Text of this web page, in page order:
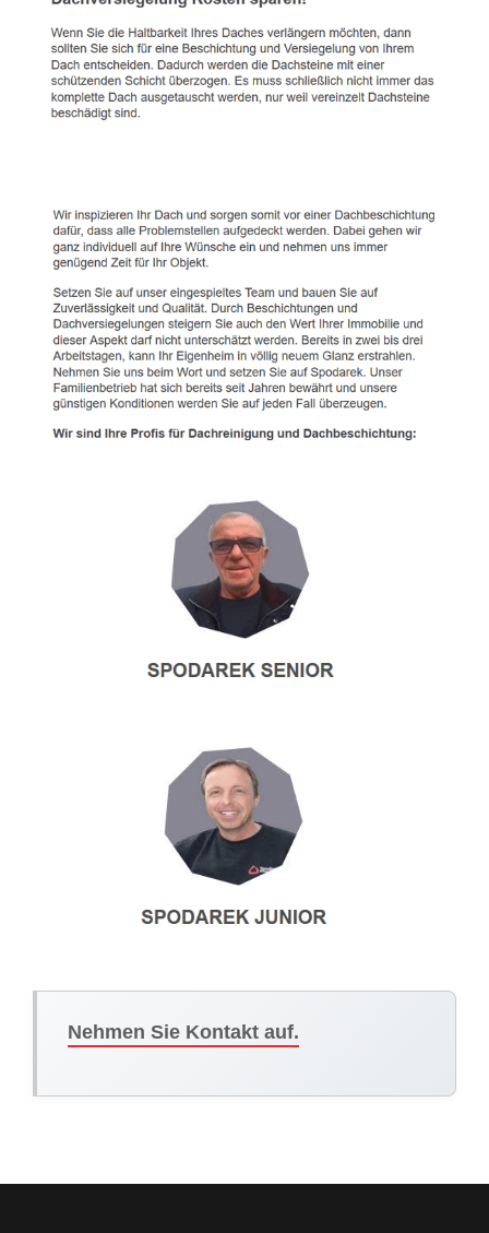
Nehmen Sie Kontakt auf.